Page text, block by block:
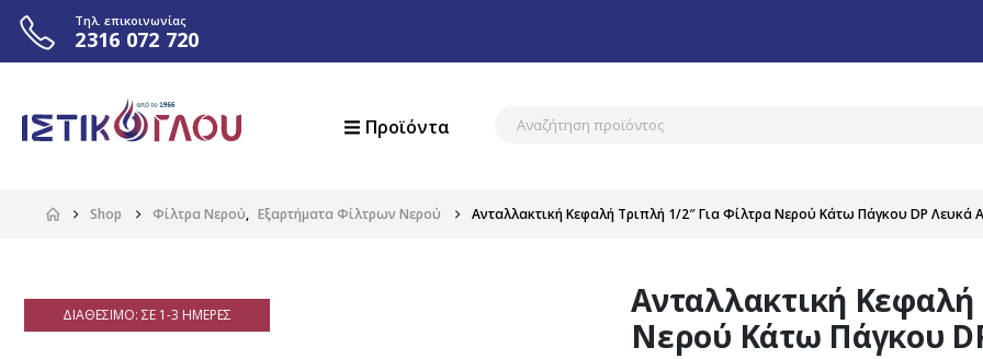
Τηλ. επικοινωνίας
2316 072 720
Προϊόντα
Shop Φίλτρα Νερού, Εξαρτήματα Φίλτρων Νερού Ανταλλακτική Κεφαλή Τριπλή 1/2″ Για Φίλτρα Νερού Κάτω Πάγκου DP Λευκά
ΔΙΑΘΈΣΙΜΟ: ΣΕ 1-3 ΗΜΈΡΕΣ
Ανταλλακτική Κεφαλή
Νερού Κάτω Πάγκου